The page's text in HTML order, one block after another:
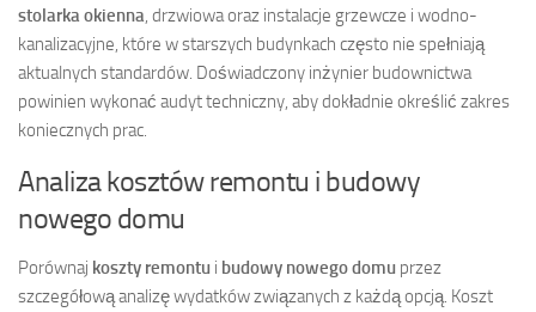
stolarka okienna , drzwiowa oraz instalacje grzewcze i wodno-
kanalizacyjne, które w starszych budynkach często nie spełniają
aktualnych standardów. Doświadczony inżynier budownictwa
powinien wykonać audyt techniczny, aby dokładnie określić zakres
koniecznych prac.
Analiza kosztów remontu i budowy
nowego domu
Porównaj koszty remontu i budowy nowego domu przez
szczegółową analizę wydatków związanych z każdą opcją. Koszt